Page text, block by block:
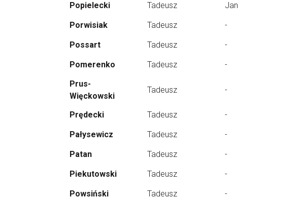
Popielecki Tadeusz Jan
Porwisiak Tadeusz -
Possart Tadeusz -
Pomerenko Tadeusz -
Prus-
Więckowski
Tadeusz -
Prędecki Tadeusz -
Pałysewicz Tadeusz -
Patan Tadeusz -
Piekutowski Tadeusz -
Powsiński Tadeusz -